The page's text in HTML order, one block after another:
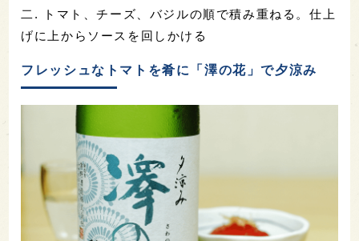
二. トマト、チーズ、バジルの順で積み重ねる。仕上
げに上からソースを回しかける
フレッシュなトマトを肴に「澤の花」で夕涼み